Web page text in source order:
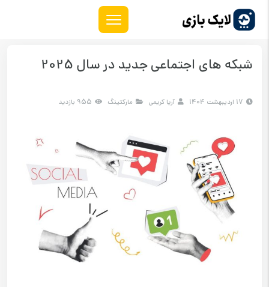
شبکه های اجتماعی جدید در سال 2025
17 اردیبهشت 1404 آریا کریمی مارکتینگ 955 بازدید